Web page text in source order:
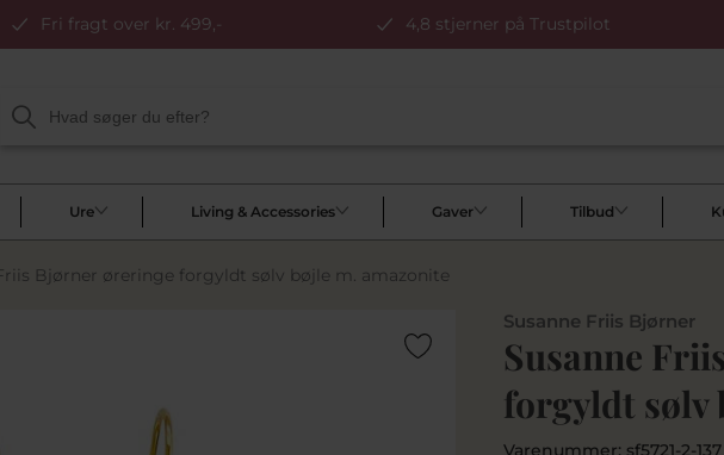
Fri fragt over kr. 499,- 4,8 stjerner på Trustpilot
Ure Living & Accessories Gaver Tilbud
Bjørner øreringe forgyldt sølv bøjle m. amazonite
Susanne Friis Bjørner
Susanne
forgyldt sølv
Varenummer: sf5721-2-137